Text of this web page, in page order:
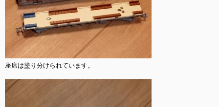
座席は塗り分けられています。